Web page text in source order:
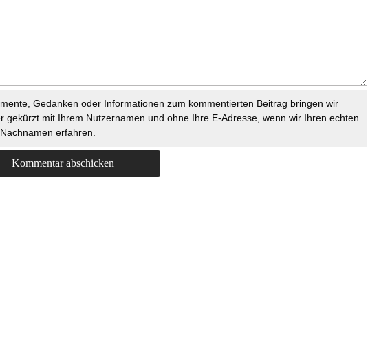
Gedanken oder Informationen zum kommentierten Beitrag bringen wir
gekürzt mit Ihrem Nutzernamen und ohne Ihre E-Adresse, wenn wir Ihren echten
erfahren.